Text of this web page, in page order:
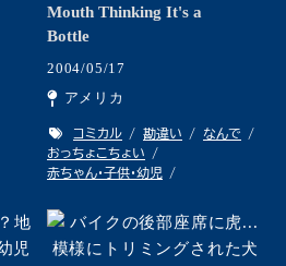
Mouth Thinking It's a
Bottle
2004/05/17
アメリカ
コミカル 勘違い
なんで
おっちょこちょい
赤ちゃん・子供・幼児